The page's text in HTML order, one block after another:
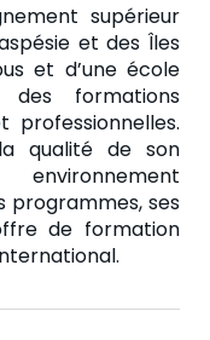
supérieur
et des Îles
et d’une école
formations
professionnelles.
qualité de son
programmes, ses
de formation